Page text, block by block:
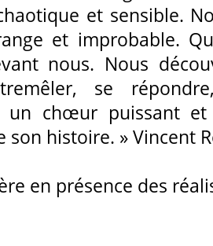
et sensible.
et improbable.
nous. Nous
se
un chœur puissant
son histoire. » Vincent
en présence des